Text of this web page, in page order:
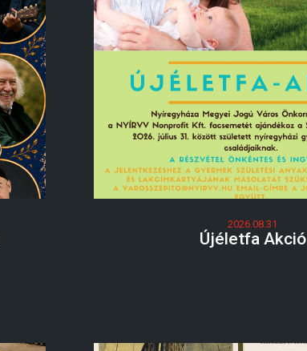
2026.08.31
Újéletfa Akció